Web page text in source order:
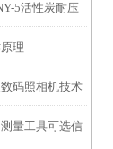
导致数据变动
5活性炭耐压
理
码照相机技术
量工具可选信